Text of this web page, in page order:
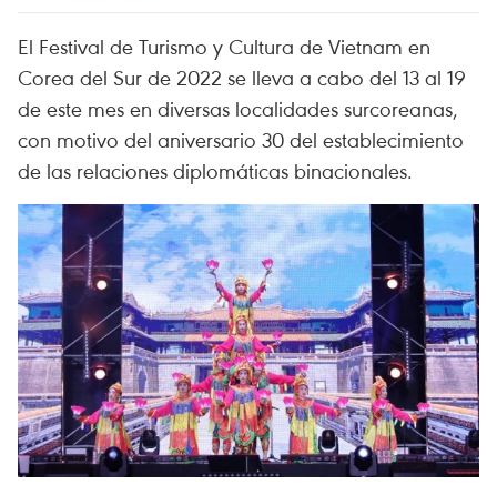
El Festival de Turismo y Cultura de Vietnam en
Corea del Sur de 2022 se lleva a cabo del 13 al 19
de este mes en diversas localidades surcoreanas,
con motivo del aniversario 30 del establecimiento
de las relaciones diplomáticas binacionales.